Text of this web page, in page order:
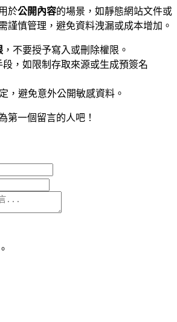
於公開內容的場景，如靜態網站文件或
謹慎管理，避免資料洩漏或成本增加。
，不要授予寫入或刪除權限。
，如限制存取來源或生成預簽名
，避免意外公開敏感資料。
第一個留言的人吧！